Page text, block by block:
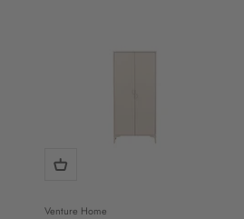
Venture Home